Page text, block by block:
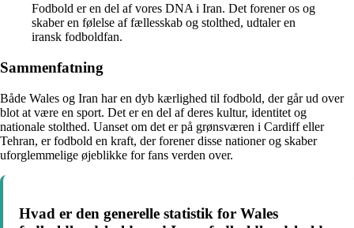
Fodbold er en del af vores DNA i Iran. Det forener os og
skaber en følelse af fællesskab og stolthed, udtaler en
iransk fodboldfan.
Sammenfatning
Både Wales og Iran har en dyb kærlighed til fodbold, der går ud over
blot at være en sport. Det er en del af deres kultur, identitet og
nationale stolthed. Uanset om det er på grønsværen i Cardiff eller
Tehran, er fodbold en kraft, der forener disse nationer og skaber
uforglemmelige øjeblikke for fans verden over.
Hvad er den generelle statistik for Wales